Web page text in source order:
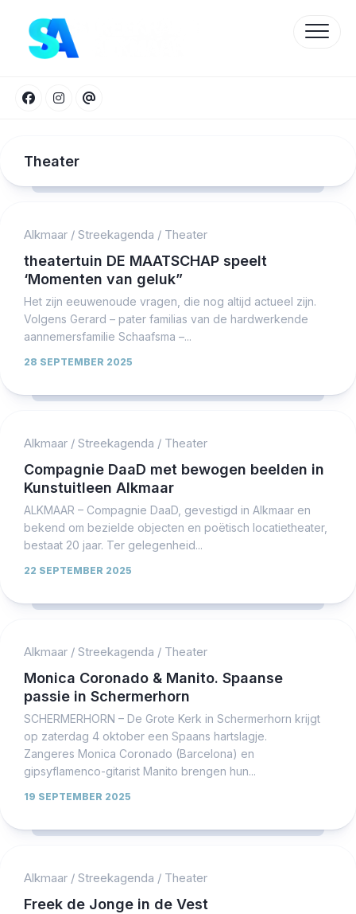
content
Theater
Alkmaar / Streekagenda / Theater
theatertuin DE MAATSCHAP speelt
‘Momenten van geluk”
Het zijn eeuwenoude vragen, die nog altijd actueel zijn.
Volgens Gerard – pater familias van de hardwerkende
aannemersfamilie Schaafsma –...
28 SEPTEMBER 2025
Alkmaar / Streekagenda / Theater
Compagnie DaaD met bewogen beelden in
Kunstuitleen Alkmaar
ALKMAAR – Compagnie DaaD, gevestigd in Alkmaar en
bekend om bezielde objecten en poëtisch locatietheater,
bestaat 20 jaar. Ter gelegenheid...
22 SEPTEMBER 2025
Alkmaar / Streekagenda / Theater
Monica Coronado & Manito. Spaanse
passie in Schermerhorn
SCHERMERHORN – De Grote Kerk in Schermerhorn krijgt
op zaterdag 4 oktober een Spaans hartslagje.
Zangeres Monica Coronado (Barcelona) en
gipsyflamenco-gitarist Manito brengen hun...
19 SEPTEMBER 2025
Alkmaar / Streekagenda / Theater
Freek de Jonge in de Vest
Protected by WP Anti-Hacker